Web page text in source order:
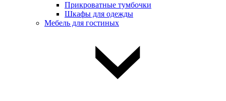
Прикроватные тумбочки
Шкафы для одежды
Мебель для гостиных